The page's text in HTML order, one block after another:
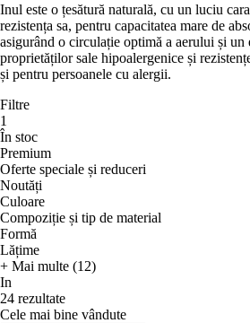
Inul este o țesătură naturală, cu un luciu
rezistența sa, pentru capacitatea mare de
asigurând o circulație optimă a aerului și un
proprietăților sale hipoalergenice și
și pentru persoanele cu alergii.
Filtre
1
În stoc
Premium
Oferte speciale și reduceri
Noutăți
Culoare
Compoziție și tip de material
Formă
Lățime
+ Mai multe (12)
In
24 rezultate
Cele mai bine vândute